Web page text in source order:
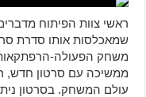
ראשי צוות הפיתוח
שמאכלסות אותו סדרת
ממשיכה עם סרטון חדש,
עולם המשחק. בסרטון